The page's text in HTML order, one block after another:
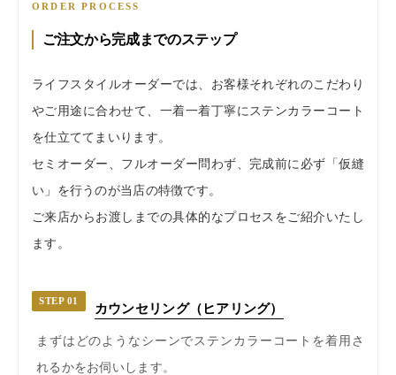
ORDER PROCESS
ご注文から完成までのステップ
ライフスタイルオーダーでは、お客様それぞれのこだわり
やご用途に合わせて、一着一着丁寧にステンカラーコート
を仕立ててまいります。
セミオーダー、フルオーダー問わず、完成前に必ず「仮縫
い」を行うのが当店の特徴です。
ご来店からお渡しまでの具体的なプロセスをご紹介いたし
ます。
STEP 01
カウンセリング（ヒアリング）
まずはどのようなシーンでステンカラーコートを着用さ
れるかをお伺いします。